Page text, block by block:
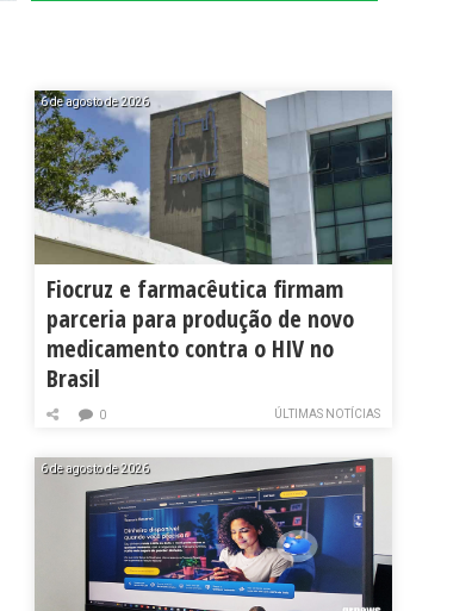
6 de agosto de 2026
Fiocruz e farmacêutica firmam
parceria para produção de novo
medicamento contra o HIV no
Brasil
ÚLTIMAS NOTÍCIAS
0
6 de agosto de 2026